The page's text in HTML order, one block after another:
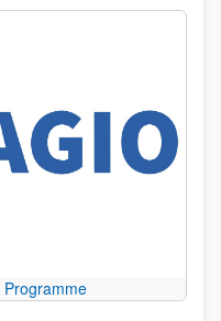
Programme